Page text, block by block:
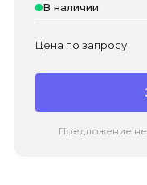
В наличии
Цена по запросу
Предложение